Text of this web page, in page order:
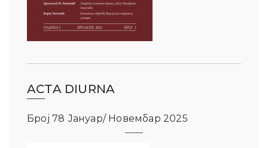
ACTA DIURNA
Број 78 Јануар/ Новембар 2025